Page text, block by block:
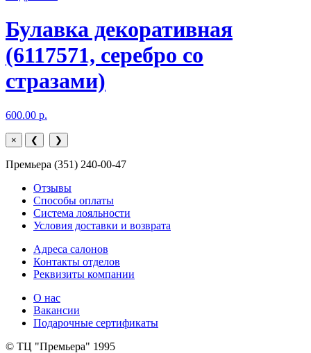
Булавка декоративная
(6117571, серебро со
стразами)
600.00 р.
× ❮ ❯
Премьера (351) 240-00-47
Отзывы
Способы оплаты
Система лояльности
Условия доставки и возврата
Адреса салонов
Контакты отделов
Реквизиты компании
О нас
Вакансии
Подарочные сертификаты
© ТЦ "Премьера" 1995